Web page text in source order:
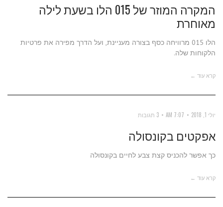
המקרה המוזר של 015 הלו בשעת לילה
מאוחרת
הלו 015 מרוויחה כסף בצורה מעניינת, ועל הדרך מפירה את פרטיות
הלקוחות שלה.
קרא עוד ←
יולי 1, 2018 7:07 AM 3 תגובות
אפקטים בקונסולה
כך אפשר להכניס קצת צבע לחיים בקונסולה
קרא עוד ←